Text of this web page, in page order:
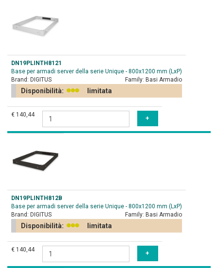
DN19PLINTH8121
Base per armadi server della serie Unique - 800x1200 mm (LxP)
Brand: DIGITUS Family: Basi Armadio
Disponibilità: limitata
€ 140,44
DN19PLINTH812B
Base per armadi server della serie Unique - 800x1200 mm (LxP)
Brand: DIGITUS Family: Basi Armadio
Disponibilità: limitata
€ 140,44